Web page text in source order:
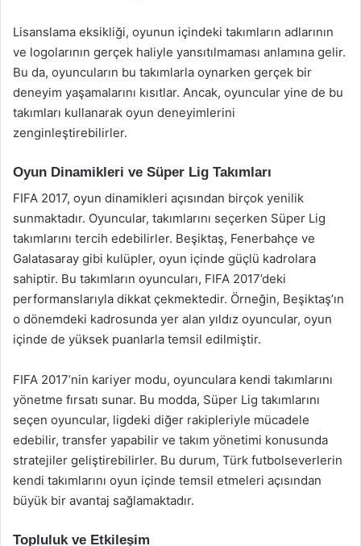
Lisanslama eksikliği, oyunun içindeki takımların adlarının
ve logolarının gerçek haliyle yansıtılmaması anlamına gelir.
Bu da, oyuncuların bu takımlarla oynarken gerçek bir
deneyim yaşamalarını kısıtlar. Ancak, oyuncular yine de bu
takımları kullanarak oyun deneyimlerini
zenginleştirebilirler.
Oyun Dinamikleri ve Süper Lig Takımları
FIFA 2017, oyun dinamikleri açısından birçok yenilik
sunmaktadır. Oyuncular, takımlarını seçerken Süper Lig
takımlarını tercih edebilirler. Beşiktaş, Fenerbahçe ve
Galatasaray gibi kulüpler, oyun içinde güçlü kadrolara
sahiptir. Bu takımların oyuncuları, FIFA 2017’deki
performanslarıyla dikkat çekmektedir. Örneğin, Beşiktaş’ın
o dönemdeki kadrosunda yer alan yıldız oyuncular, oyun
içinde de yüksek puanlarla temsil edilmiştir.
FIFA 2017’nin kariyer modu, oyunculara kendi takımlarını
yönetme fırsatı sunar. Bu modda, Süper Lig takımlarını
seçen oyuncular, ligdeki diğer rakipleriyle mücadele
edebilir, transfer yapabilir ve takım yönetimi konusunda
stratejiler geliştirebilirler. Bu durum, Türk futbolseverlerin
kendi takımlarını oyun içinde temsil etmeleri açısından
büyük bir avantaj sağlamaktadır.
Topluluk ve Etkileşim